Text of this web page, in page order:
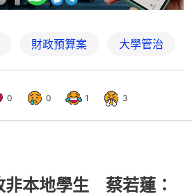
財政預算案 大學管治
0 0 1 3
非本地學生 蔡若蓮：